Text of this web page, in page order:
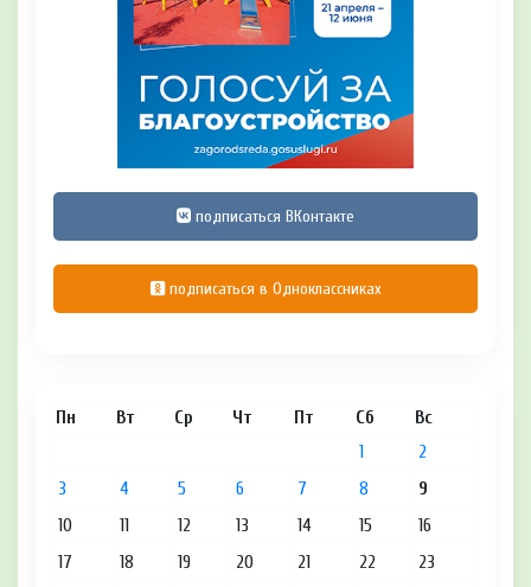
подписаться ВКонтакте
подписаться в Одноклассниках
Пн Вт Ср Чт Пт Сб Вс
1
2
3
4 5 6 7 8
9
10
11 12 13 14 15
16
17
18 19 20 21 22
23